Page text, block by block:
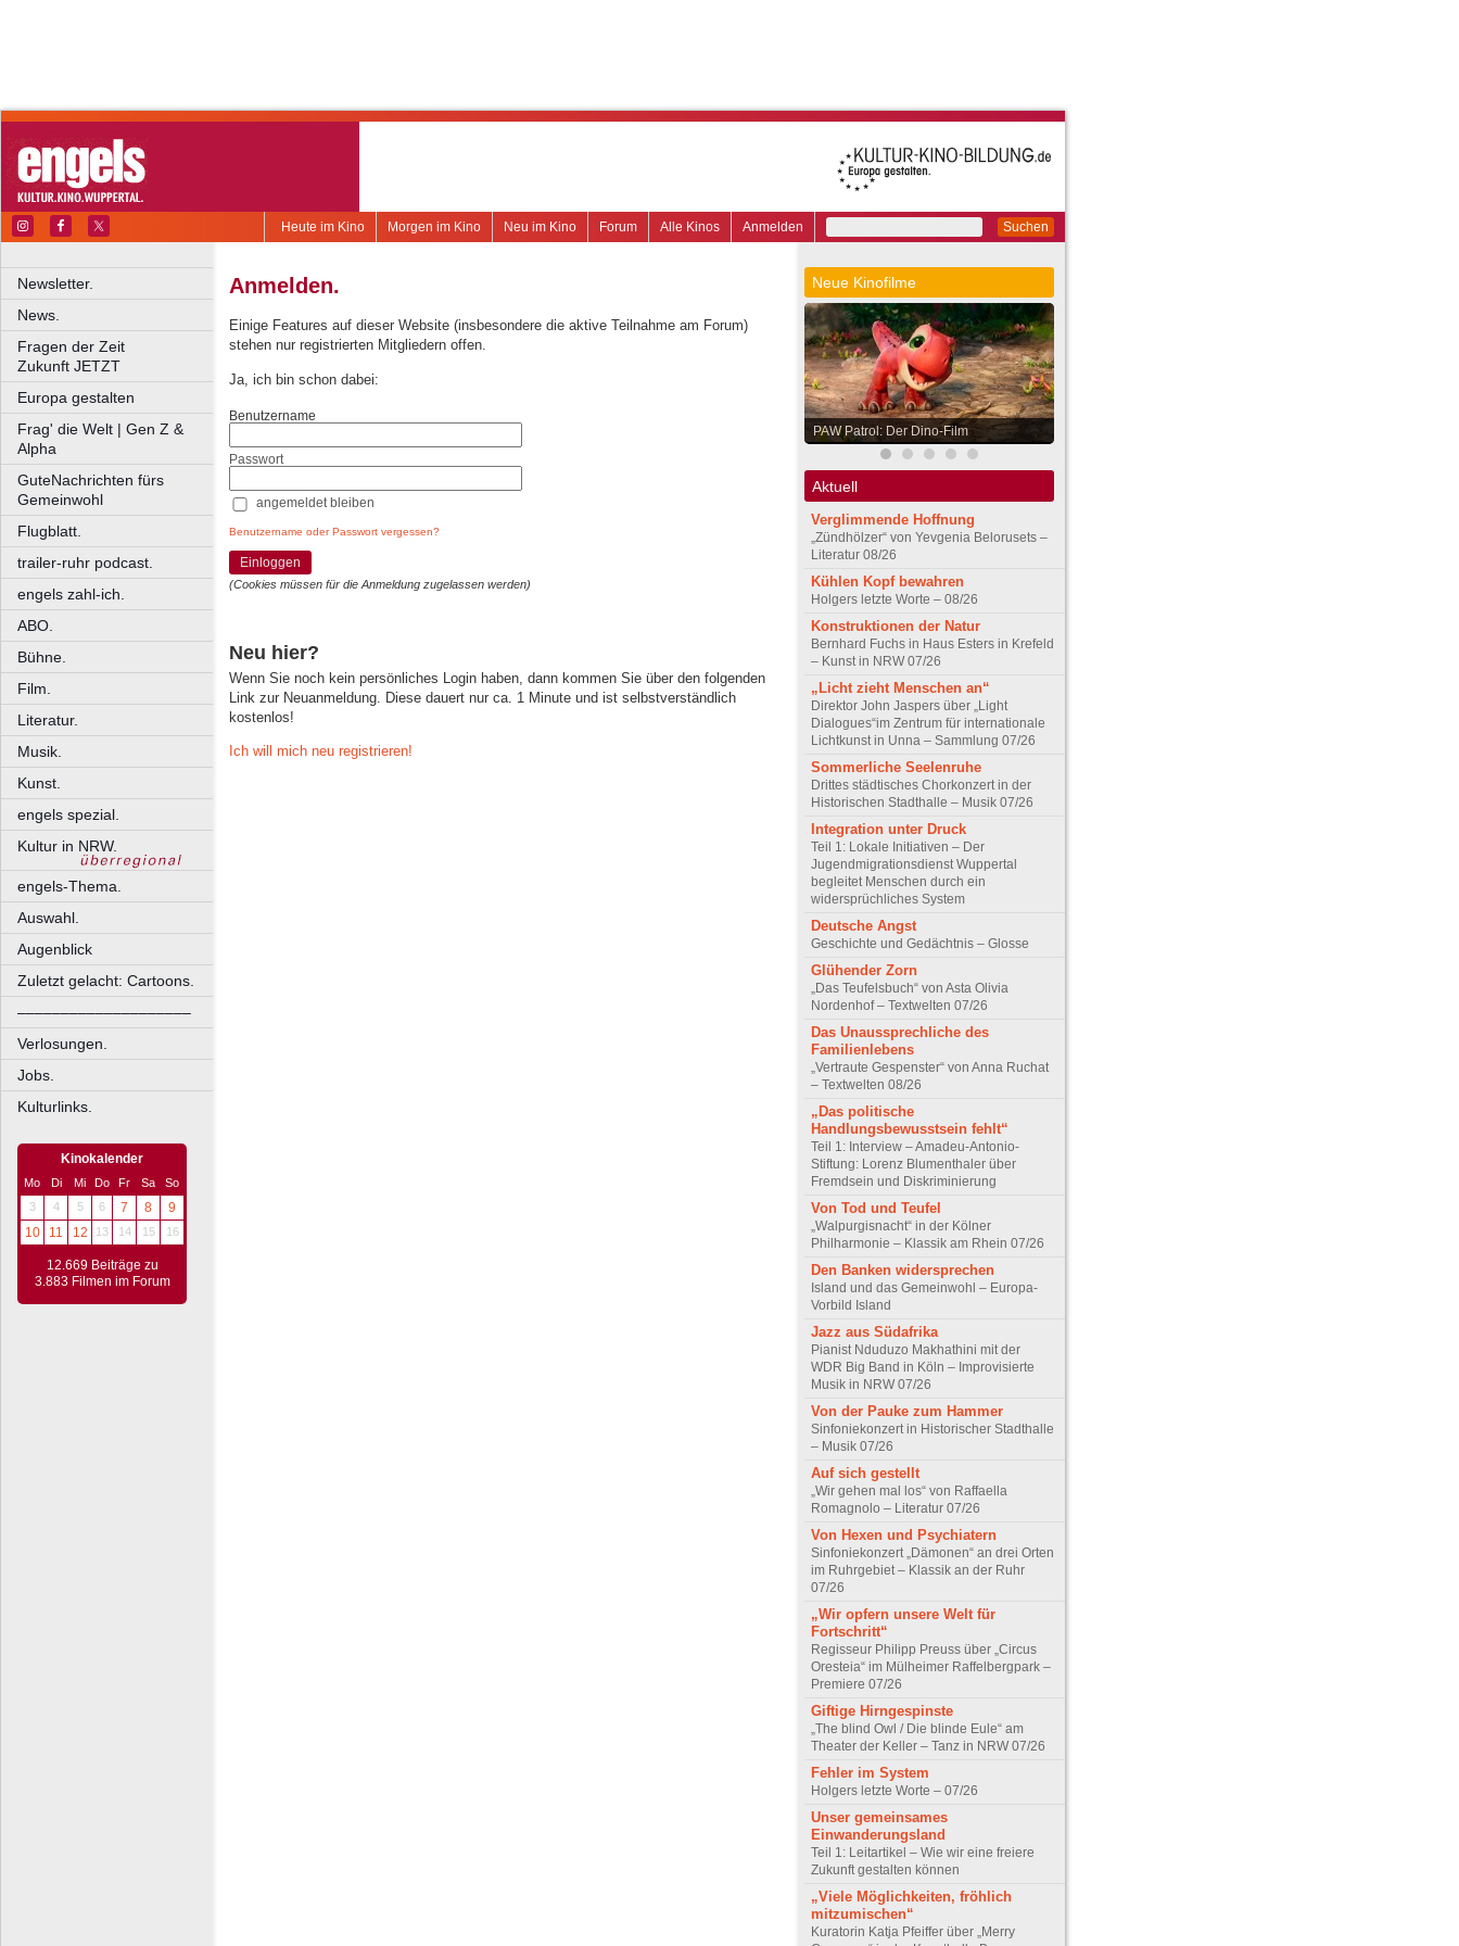
Suchen
Anmelden
Alle Kinos
Forum
Neu im Kino
Morgen im Kino
Heute im Kino
Newsletter.
News.
Fragen der Zeit
Zukunft JETZT
Europa gestalten
Frag' die Welt | Gen Z &
Alpha
GuteNachrichten fürs
Gemeinwohl
Flugblatt.
trailer-ruhr podcast.
engels zahl-ich.
ABO.
Bühne.
Film.
Literatur.
Musik.
Kunst.
engels spezial.
Kultur in NRW.
engels-Thema.
Auswahl.
Augenblick
Zuletzt gelacht: Cartoons.
––––––––––––––––––––
Verlosungen.
Jobs.
Kulturlinks.
Kinokalender
Mo Di Mi Do Fr Sa
So
3
4 5 6 7 8
9
10
11 12 13 14 15 16
12.669 Beiträge zu
3.883 Filmen im Forum
Anmelden.
Einige Features auf dieser Website (insbesondere die aktive Teilnahme am Forum)
stehen nur registrierten Mitgliedern offen.
Ja, ich bin schon dabei:
Benutzername
Passwort
angemeldet bleiben
Benutzername oder Passwort vergessen?
Einloggen
(Cookies müssen für die Anmeldung zugelassen werden)
Neu hier?
Wenn Sie noch kein persönliches Login haben, dann kommen Sie über den folgenden
Link zur Neuanmeldung. Diese dauert nur ca. 1 Minute und ist selbstverständlich
kostenlos!
Ich will mich neu registrieren!
Neue Kinofilme
PAW Patrol: Der Dino-Film
Aktuell
Verglimmende Hoffnung
„Zündhölzer“ von Yevgenia Belorusets –
Literatur 08/26
Kühlen Kopf bewahren
Holgers letzte Worte – 08/26
Konstruktionen der Natur
Bernhard Fuchs in Haus Esters in Krefeld
– Kunst in NRW 07/26
„Licht zieht Menschen an“
Direktor John Jaspers über „Light
Dialogues“im Zentrum für internationale
Lichtkunst in Unna – Sammlung 07/26
Sommerliche Seelenruhe
Drittes städtisches Chorkonzert in der
Historischen Stadthalle – Musik 07/26
Integration unter Druck
Teil 1: Lokale Initiativen – Der
Jugendmigrationsdienst Wuppertal
begleitet Menschen durch ein
widersprüchliches System
Deutsche Angst
Geschichte und Gedächtnis – Glosse
Glühender Zorn
„Das Teufelsbuch“ von Asta Olivia
Nordenhof – Textwelten 07/26
Das Unaussprechliche des
Familienlebens
„Vertraute Gespenster“ von Anna Ruchat
– Textwelten 08/26
„Das politische
Handlungsbewusstsein fehlt“
Teil 1: Interview – Amadeu-Antonio-
Stiftung: Lorenz Blumenthaler über
Fremdsein und Diskriminierung
Von Tod und Teufel
„Walpurgisnacht“ in der Kölner
Philharmonie – Klassik am Rhein 07/26
Den Banken widersprechen
Island und das Gemeinwohl – Europa-
Vorbild Island
Jazz aus Südafrika
Pianist Nduduzo Makhathini mit der
WDR Big Band in Köln – Improvisierte
Musik in NRW 07/26
Von der Pauke zum Hammer
Sinfoniekonzert in Historischer Stadthalle
– Musik 07/26
Auf sich gestellt
„Wir gehen mal los“ von Raffaella
Romagnolo – Literatur 07/26
Von Hexen und Psychiatern
Sinfoniekonzert „Dämonen“ an drei Orten
im Ruhrgebiet – Klassik an der Ruhr
07/26
„Wir opfern unsere Welt für
Fortschritt“
Regisseur Philipp Preuss über „Circus
Oresteia“ im Mülheimer Raffelbergpark –
Premiere 07/26
Giftige Hirngespinste
„The blind Owl / Die blinde Eule“ am
Theater der Keller – Tanz in NRW 07/26
Fehler im System
Holgers letzte Worte – 07/26
Unser gemeinsames
Einwanderungsland
Teil 1: Leitartikel – Wie wir eine freiere
Zukunft gestalten können
„Viele Möglichkeiten, fröhlich
mitzumischen“
Kuratorin Katja Pfeiffer über „Merry